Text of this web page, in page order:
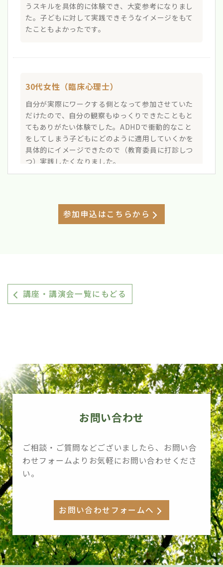
うスキルを具体的に体験でき、大変参考になりまし
た。子どもに対して実践できそうなイメージをもて
たこともよかったです。
30代女性（臨床心理士）
自分が実際にワークする側となって参加させていた
だけたので、自分の観察もゆっくりできたこともと
てもありがたい体験でした。ADHDで衝動的なこと
をしてしまう子どもにどのように適用していくかを
具体的にイメージできたので（教育委員に打診しつ
つ）実践したくなりました。
50代女性（臨床心理士）
思います。
40代男性（臨床心理士）
学問的にも自分自身のワークにしても楽しかったで
す。またおさらいをして現場で活用できるようにし
たいと思います。
40代女性（精神保健福祉士）
実際に日常生活で活かせることを学べるのはとても
良いと思います。是非、家でもやってみたいと思い
ます。個人的にも研修を受けたいと思います。
参加申込はこちらから
講座・講演会一覧にもどる
お問い合わせ
ご相談・ご質問などございましたら、お問い合
わせフォームよりお気軽にお問い合わせくださ
い。
お問い合わせフォームへ